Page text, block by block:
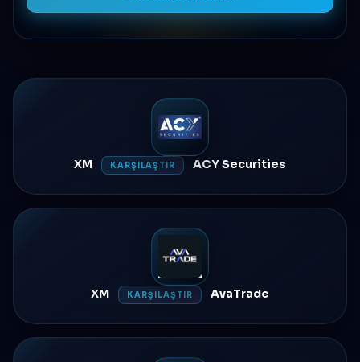
XM KARŞILAŞTIR ACY Securities
XM KARŞILAŞTIR AvaTrade